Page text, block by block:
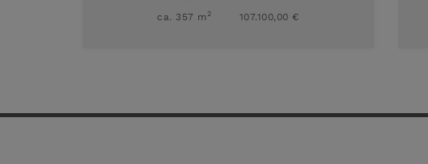
ca. 357 m2 107.100,00 €